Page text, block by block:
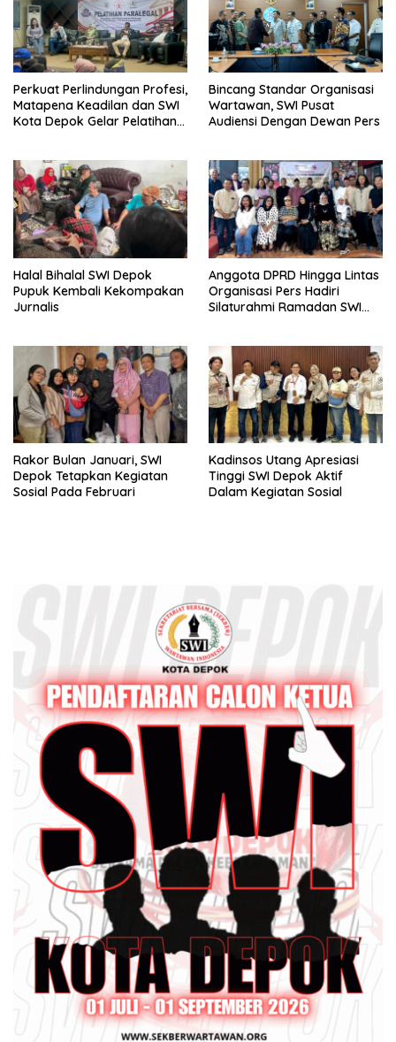
Perkuat Perlindungan Profesi,
Matapena Keadilan dan SWI
Kota Depok Gelar Pelatihan
Bincang Standar Organisasi
Wartawan, SWI Pusat
Audiensi Dengan Dewan Pers
Halal Bihalal SWI Depok
Pupuk Kembali Kekompakan
Jurnalis
Anggota DPRD Hingga Lintas
Organisasi Pers Hadiri
Silaturahmi Ramadan SWI
Rakor Bulan Januari, SWI
Depok Tetapkan Kegiatan
Sosial Pada Februari
Kadinsos Utang Apresiasi
Tinggi SWI Depok Aktif
Dalam Kegiatan Sosial